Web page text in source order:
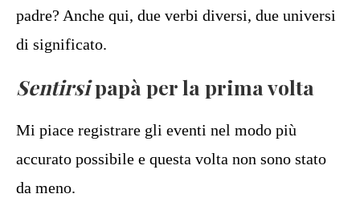
padre? Anche qui, due verbi diversi, due universi
di significato.
Sentirsipapà per la prima volta
Mi piace registrare gli eventi nel modo più
accurato possibile e questa volta non sono stato
da meno.